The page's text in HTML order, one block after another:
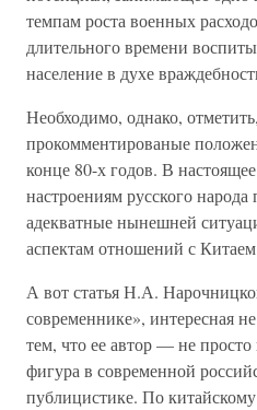
темпам роста военных
длительного времени
население в духе
Необходимо, однако,
прокомментированые
конце 80-х годов. В
настроениям русского
адекватные нынешней
аспектам отношений с
А вот статья Н.А.
современнике», интересная
тем, что ее автор — не
фигура в современной
публицистике. По китайскому